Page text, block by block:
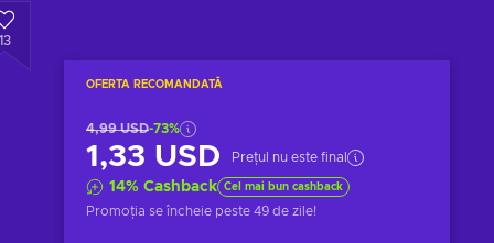
OFERTA RECOMANDATĂ
4,99 USD-73%
1,33 USD Prețul nu este final
14% Cashback Cel mai bun cashback
Promoția se încheie peste 49 de zile!